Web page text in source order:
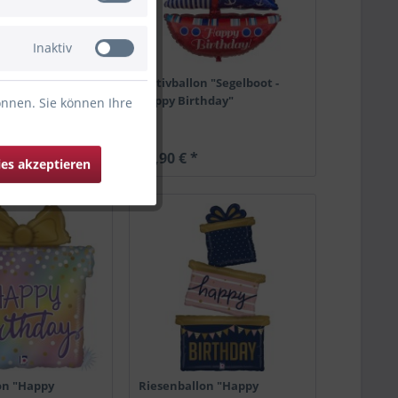
"With love
Motivballon "Segelboot -
Happy Birthday"
26,90 € *
"Happy
Riesenballon "Happy
Inaktiv
Sie können Ihre
akzeptieren